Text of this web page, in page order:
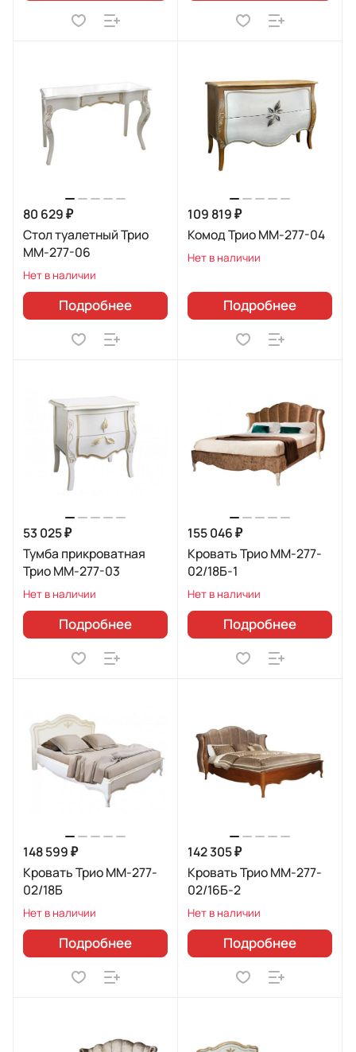
80 629 ₽
Стол туалетный Трио
ММ-277-06
Нет в наличии
Подробнее
109 819 ₽
Комод Трио ММ-277-04
Нет в наличии
Подробнее
53 025 ₽
Тумба прикроватная
Трио ММ-277-03
Нет в наличии
Подробнее
155 046 ₽
Кровать Трио ММ-277-
02/18Б-1
Нет в наличии
Подробнее
148 599 ₽
Кровать Трио ММ-277-
02/18Б
Нет в наличии
Подробнее
142 305 ₽
Кровать Трио ММ-277-
02/16Б-2
Нет в наличии
Подробнее